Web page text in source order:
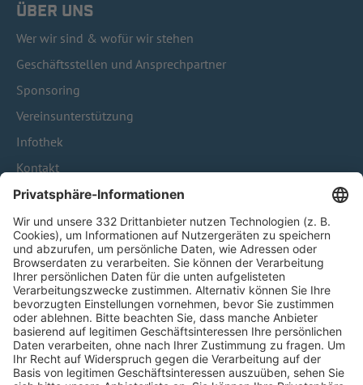
ÜBER UNS
Wer wir sind & wofür wir stehen
Geschäftsstellen und Ansprechpartner
Sponsoring
Vereinsunterstützung
Infothek
Kontakt
HÄUFIG BESUCHTE SEITEN
Pässe und Vereinswechsel
Trainerausbildung
Schulungsangebot Vereinsmitarbeiter
BFV-Geschäftsstellen
Trainerbörse
Login SpielPlus